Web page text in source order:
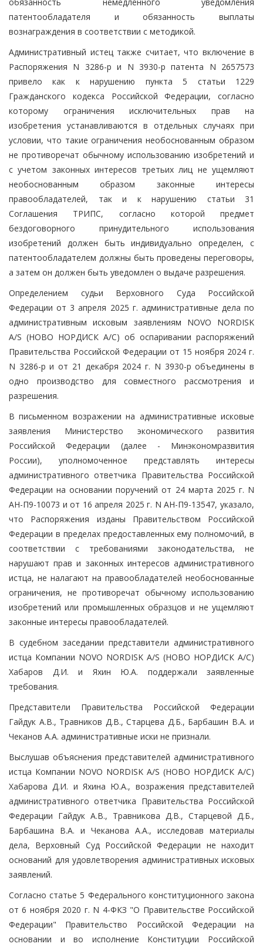
патентообладателя и обязанность выплаты
вознаграждения в соответствии с методикой.
Административный истец также считает, что включение в
Распоряжения N 3286-р и N 3930-р патента N 2657573
привело как к нарушению пункта 5 статьи 1229
Гражданского кодекса Российской Федерации, согласно
которому ограничения исключительных прав на
изобретения устанавливаются в отдельных случаях при
условии, что такие ограничения необоснованным образом
не противоречат обычному использованию изобретений и
с учетом законных интересов третьих лиц не ущемляют
необоснованным образом законные интересы
правообладателей, так и к нарушению статьи 31
Соглашения ТРИПС, согласно которой предмет
бездоговорного принудительного использования
изобретений должен быть индивидуально определен, с
патентообладателем должны быть проведены переговоры,
а затем он должен быть уведомлен о выдаче разрешения.
Определением судьи Верховного Суда Российской
Федерации от 3 апреля 2025 г. административные дела по
административным исковым заявлениям NOVO NORDISK
A/S (НОВО НОРДИСК А/С) об оспаривании распоряжений
Правительства Российской Федерации от 15 ноября 2024 г.
N 3286-р и от 21 декабря 2024 г. N 3930-р объединены в
одно производство для совместного рассмотрения и
разрешения.
В письменном возражении на административные исковые
заявления Министерство экономического развития
Российской Федерации (далее - Минэкономразвития
России), уполномоченное представлять интересы
административного ответчика Правительства Российской
Федерации на основании поручений от 24 марта 2025 г. N
АН-П9-10073 и от 16 апреля 2025 г. N АН-П9-13547, указало,
что Распоряжения изданы Правительством Российской
Федерации в пределах предоставленных ему полномочий, в
соответствии с требованиями законодательства, не
нарушают прав и законных интересов административного
истца, не налагают на правообладателей необоснованные
ограничения, не противоречат обычному использованию
изобретений или промышленных образцов и не ущемляют
законные интересы правообладателей.
В судебном заседании представители административного
истца Компании NOVO NORDISK A/S (НОВО НОРДИСК А/С)
Хабаров Д.И. и Яхин Ю.А. поддержали заявленные
требования.
Представители Правительства Российской Федерации
Гайдук А.В., Травников Д.В., Старцева Д.Б., Барбашин В.А. и
Чеканов А.А. административные иски не признали.
Выслушав объяснения представителей административного
истца Компании NOVO NORDISK A/S (НОВО НОРДИСК А/С)
Хабарова Д.И. и Яхина Ю.А., возражения представителей
административного ответчика Правительства Российской
Федерации Гайдук А.В., Травникова Д.В., Старцевой Д.Б.,
Барбашина В.А. и Чеканова А.А., исследовав материалы
дела, Верховный Суд Российской Федерации не находит
оснований для удовлетворения административных исковых
заявлений.
Согласно статье 5 Федерального конституционного закона
от 6 ноября 2020 г. N 4-ФКЗ "О Правительстве Российской
Федерации" Правительство Российской Федерации на
основании и во исполнение Конституции Российской